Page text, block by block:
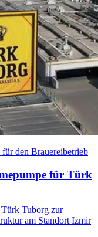
den Brauereibetrieb
für Türk
Tuborg zur
am Standort Izmir